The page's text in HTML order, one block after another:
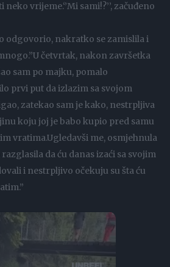
vrijeme.‘’Mi sami!?’’, začuđeno
odgovorio, nakratko se zamislila i
četvrtak, nakon završetka
sam po majku, pomalo
prvi put da izlazim sa svojom
zatekao sam je kako, nestrpljiva
koju joj je babo kupio pred samu
vratima.Ugledavši me, osmjehnula
razglasila da ću danas izaći sa svojim
i nestrpljivo očekuju su šta ću